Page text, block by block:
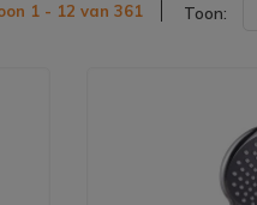
1 - 12 van 361 Toon: